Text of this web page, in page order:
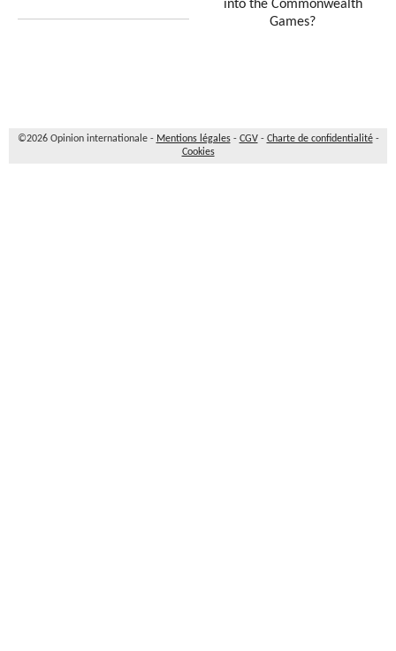
into the Commonwealth
Games?
©2026 Opinion internationale - Mentions légales- CGV- Charte de confidentialité-
Cookies